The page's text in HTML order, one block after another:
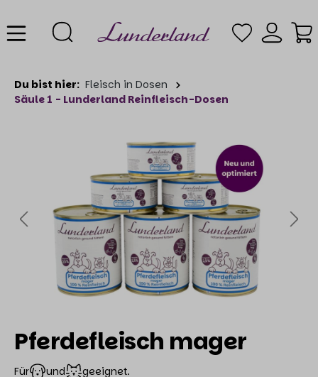
Du bist hier: Fleisch in Dosen
Säule 1 - Lunderland Reinfleisch-Dosen
Pferdefleisch mager
Für und geeignet.